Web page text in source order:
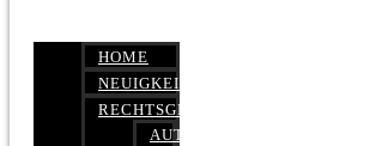
HOME
NEUIGKEITEN
RECHTSGEBIETE
AUTOBETRUG